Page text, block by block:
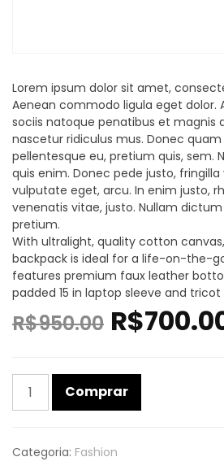
Lorem ipsum dolor sit amet,
Aenean commodo ligula eget dolor.
sociis natoque penatibus et magnis
nascetur ridiculus mus. Donec
pellentesque eu, pretium quis, sem.
quis enim. Donec pede justo,
vulputate eget, arcu. In enim justo,
venenatis vitae, justo. Nullam
pretium.
With ultralight, quality cotton
backpack is ideal for a life-on-the-
features premium faux leather
padded 15 in laptop sleeve and
R$950.00 R$
Comprar
Categoria: Fashion